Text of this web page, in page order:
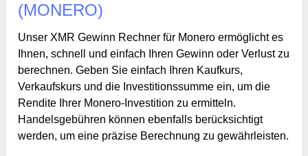
(MONERO)
Unser XMR Gewinn Rechner für Monero ermöglicht es
Ihnen, schnell und einfach Ihren Gewinn oder Verlust zu
berechnen. Geben Sie einfach Ihren Kaufkurs,
Verkaufskurs und die Investitionssumme ein, um die
Rendite Ihrer Monero-Investition zu ermitteln.
Handelsgebühren können ebenfalls berücksichtigt
werden, um eine präzise Berechnung zu gewährleisten.